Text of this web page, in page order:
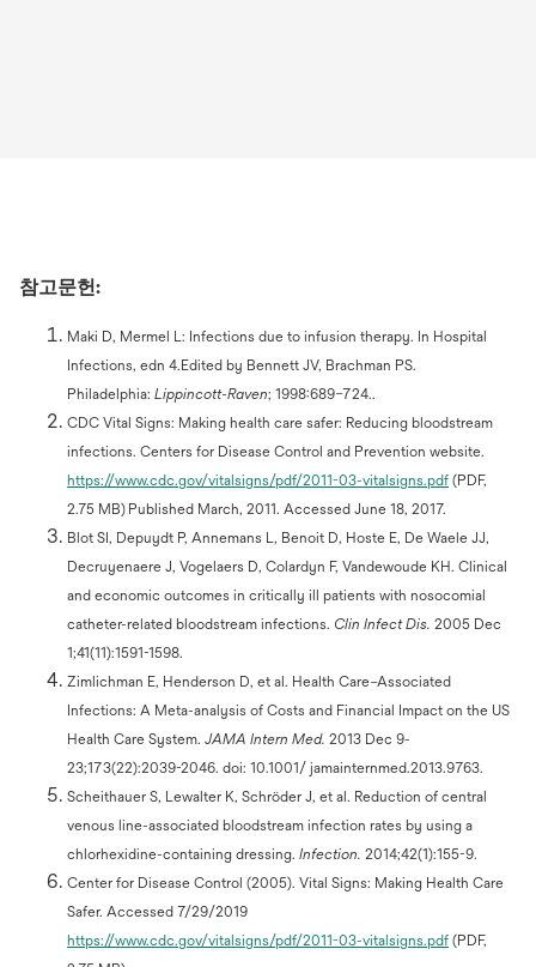
참고문헌:
Maki D, Mermel L: Infections due to infusion therapy. In Hospital
Infections, edn 4.Edited by Bennett JV, Brachman PS.
Philadelphia: Lippincott-Raven; 1998:689–724..
CDC Vital Signs: Making health care safer: Reducing bloodstream
infections. Centers for Disease Control and Prevention website.
https://www.cdc.gov/vitalsigns/pdf/2011-03-vitalsigns.pdf (PDF,
2.75 MB) Published March, 2011. Accessed June 18, 2017.
Blot SI, Depuydt P, Annemans L, Benoit D, Hoste E, De Waele JJ,
Decruyenaere J, Vogelaers D, Colardyn F, Vandewoude KH. Clinical
and economic outcomes in critically ill patients with nosocomial
catheter-related bloodstream infections. Clin Infect Dis. 2005 Dec
1;41(11):1591-1598.
Zimlichman E, Henderson D, et al. Health Care–Associated
Infections: A Meta-analysis of Costs and Financial Impact on the US
Health Care System. JAMA Intern Med. 2013 Dec 9-
23;173(22):2039-2046. doi: 10.1001/ jamainternmed.2013.9763.
Scheithauer S, Lewalter K, Schröder J, et al. Reduction of central
venous line-associated bloodstream infection rates by using a
chlorhexidine-containing dressing. Infection. 2014;42(1):155-9.
Center for Disease Control (2005). Vital Signs: Making Health Care
Safer. Accessed 7/29/2019
https://www.cdc.gov/vitalsigns/pdf/2011-03-vitalsigns.pdf (PDF,